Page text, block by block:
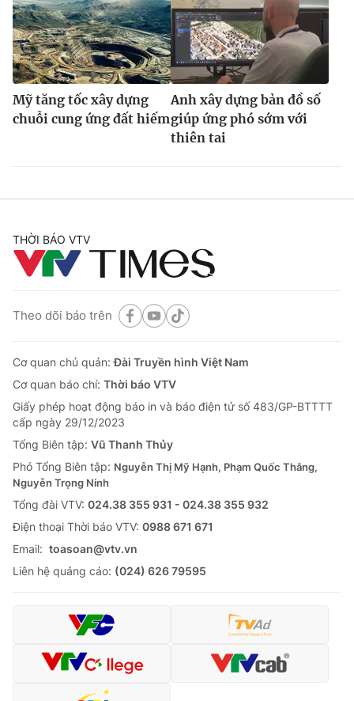
Mỹ tăng tốc xây dựng
chuỗi cung ứng đất hiếm
Anh xây dựng bản đồ số
giúp ứng phó sớm với
thiên tai
THỜI BÁO VTV
Theo dõi báo trên
Cơ quan chủ quản:Đài Truyền hình Việt Nam
Cơ quan báo chí: Thời báo VTV
Giấy phép hoạt động báo in và báo điện tử số 483/GP-BTTTT
cấp ngày 29/12/2023
Tổng Biên tập: Vũ Thanh Thủy
Phó Tổng Biên tập: Nguyễn Thị Mỹ Hạnh, Phạm Quốc Thắng,
Nguyễn Trọng Ninh
Tổng đài VTV: 024.38 355 931 - 024.38 355 932
Ðiện thoại Thời báo VTV: 0988 671 671
Email: toasoan@vtv.vn
Liên hệ quảng cáo: (024) 626 79595